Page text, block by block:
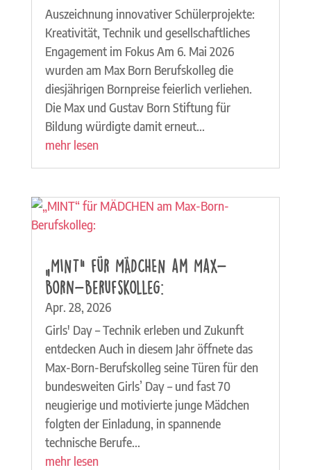
Auszeichnung innovativer Schülerprojekte:
Kreativität, Technik und gesellschaftliches
Engagement im Fokus Am 6. Mai 2026
wurden am Max Born Berufskolleg die
diesjährigen Bornpreise feierlich verliehen.
Die Max und Gustav Born Stiftung für
Bildung würdigte damit erneut...
mehr lesen
„MINT“ für MÄDCHEN am Max-
Born-Berufskolleg:
Apr. 28, 2026
Girls' Day – Technik erleben und Zukunft
entdecken Auch in diesem Jahr öffnete das
Max-Born-Berufskolleg seine Türen für den
bundesweiten Girls’ Day – und fast 70
neugierige und motivierte junge Mädchen
folgten der Einladung, in spannende
technische Berufe...
mehr lesen